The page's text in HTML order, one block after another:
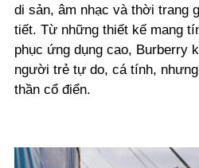
di sản, âm nhạc và thời trang
tiết. Từ những thiết kế mang
phục ứng dụng cao, Burberry
người trẻ tự do, cá tính,
thần cổ điển.